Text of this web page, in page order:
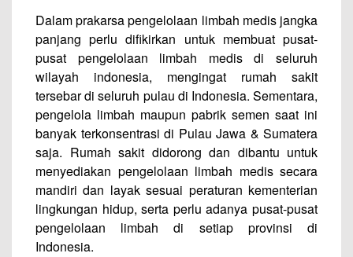
Dalam prakarsa pengelolaan limbah medis jangka
panjang perlu difikirkan untuk membuat pusat-
pusat pengelolaan limbah medis di seluruh
wilayah indonesia, mengingat rumah sakit
tersebar di seluruh pulau di Indonesia. Sementara,
pengelola limbah maupun pabrik semen saat ini
banyak terkonsentrasi di Pulau Jawa & Sumatera
saja. Rumah sakit didorong dan dibantu untuk
menyediakan pengelolaan limbah medis secara
mandiri dan layak sesuai peraturan kementerian
lingkungan hidup, serta perlu adanya pusat-pusat
pengelolaan limbah di setiap provinsi di
Indonesia.